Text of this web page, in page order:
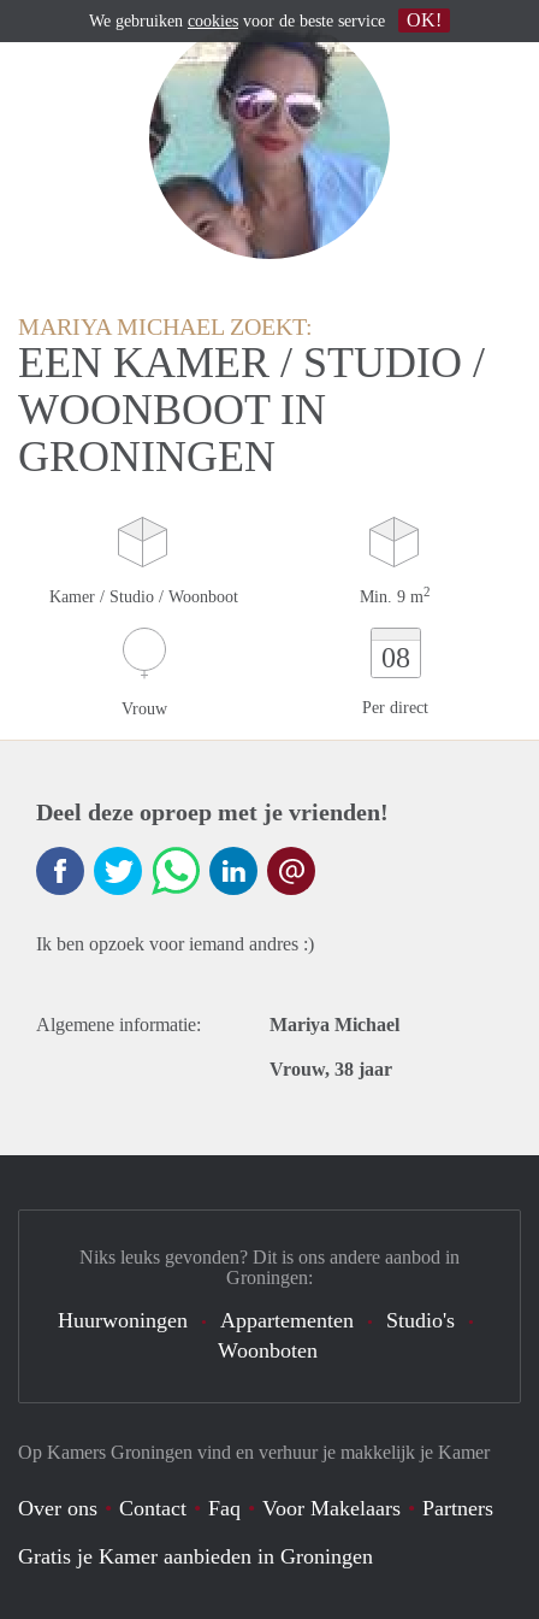
MARIYA MICHAEL ZOEKT:
EEN KAMER / STUDIO /
WOONBOOT IN
GRONINGEN
Kamer / Studio / Woonboot Min. 9 m2
Vrouw
08
Per direct
Deel deze oproep met je vrienden!
Ik ben opzoek voor iemand andres :)
Algemene informatie: Mariya Michael
Vrouw, 38 jaar
Op Kamers Groningen vind en verhuur je makkelijk je Kamer
Over ons Contact Faq Voor Makelaars
Partners
Gratis je Kamer aanbieden in Groningen
Niks leuks gevonden? Dit is ons andere aanbod in
Groningen:
Huurwoningen Appartementen
Studio's
Woonboten
We gebruiken cookies voor de beste service OK!